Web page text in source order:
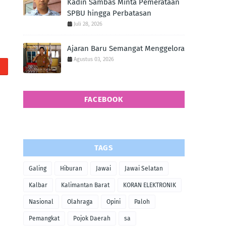
Kadin Sambas Minta Pemerataan
SPBU hingga Perbatasan
Juli 28, 2026
Ajaran Baru Semangat Menggelora
Agustus 03, 2026
FACEBOOK
TAGS
Galing Hiburan Jawai Jawai Selatan
Kalbar Kalimantan Barat KORAN ELEKTRONIK
Nasional Olahraga Opini Paloh
Pemangkat Pojok Daerah sa